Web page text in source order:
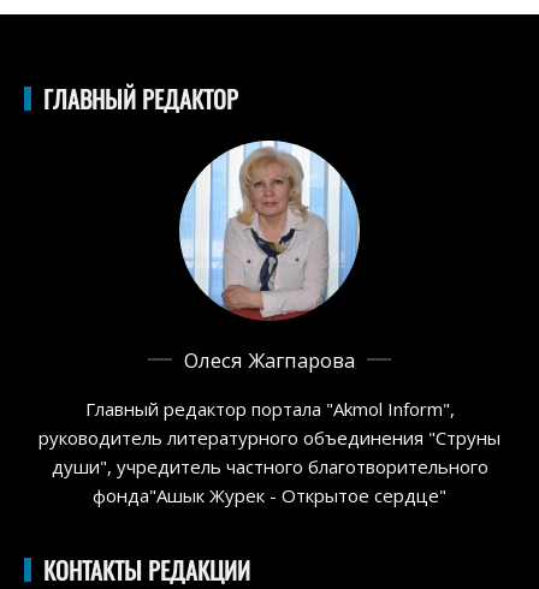
ГЛАВНЫЙ РЕДАКТОР
Олеся Жагпарова
Главный редактор портала "Akmol Inform",
руководитель литературного объединения "Струны
души", учредитель частного благотворительного
фонда"Ашык Журек - Открытое сердце"
КОНТАКТЫ РЕДАКЦИИ